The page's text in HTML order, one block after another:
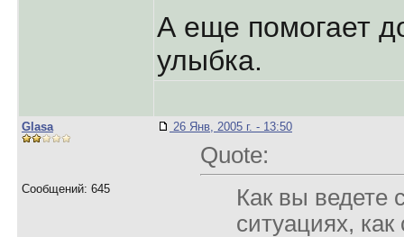
А еще помогает
улыбка.
Glasa
Сообщений: 645
26 Янв, 2005 г. - 13:50
Quote:
Как вы ведете
ситуациях,